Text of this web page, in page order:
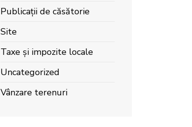
Publicații de căsătorie
Site
Taxe și impozite locale
Uncategorized
Vânzare terenuri